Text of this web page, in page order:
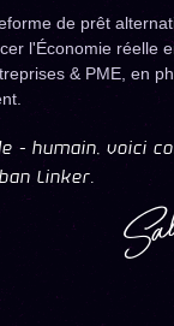
de prêt
l'Économie réelle
& PME, en
- humain, voici
Linker.